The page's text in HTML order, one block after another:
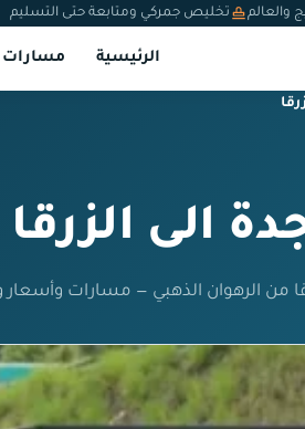
والعالم تخليص جمركي ومتابعة حتى التسليم
الرئيسية مسارات
الى الزرقا
من الرهوان الذهبي — مسارات وأسعار